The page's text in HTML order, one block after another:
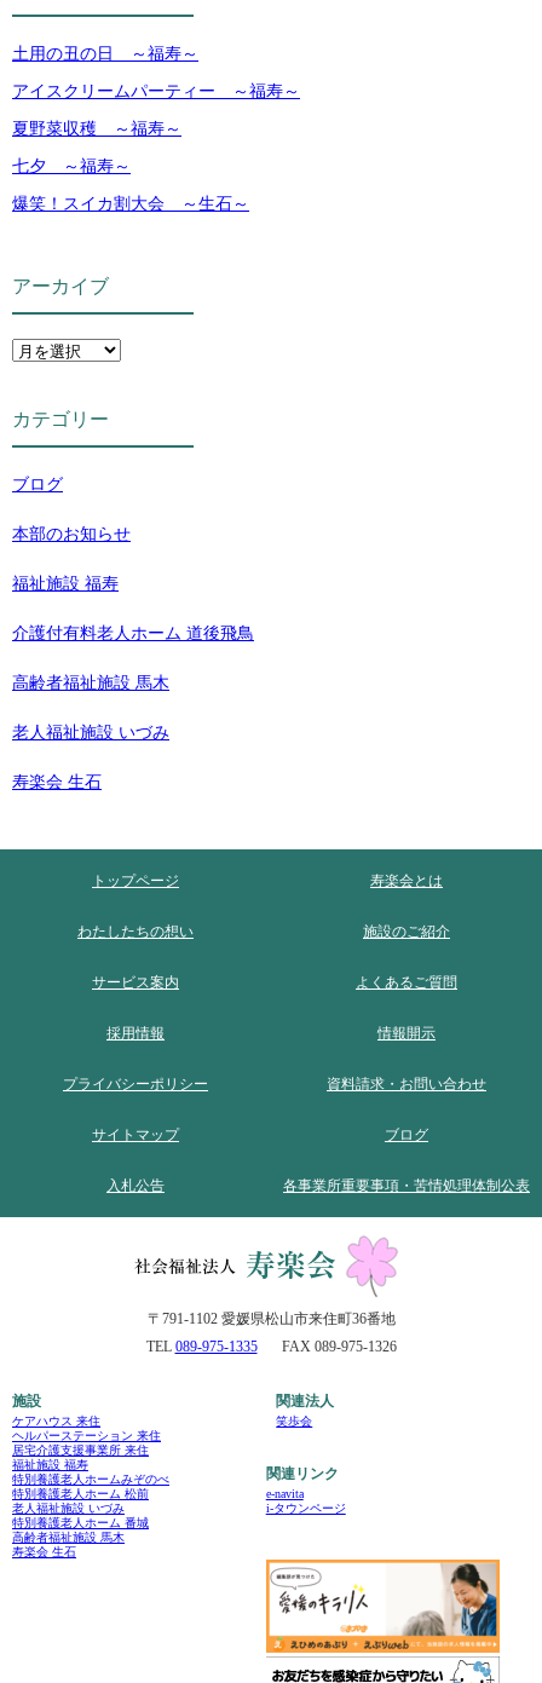
土用の丑の日 ～福寿～
アイスクリームパーティー ～福寿～
夏野菜収穫 ～福寿～
七夕 ～福寿～
爆笑！スイカ割大会 ～生石～
アーカイブ
カテゴリー
ブログ
本部のお知らせ
福祉施設 福寿
介護付有料老人ホーム 道後飛鳥
高齢者福祉施設 馬木
老人福祉施設 いづみ
寿楽会 生石
トップページ 寿楽会とは
わたしたちの想い 施設のご紹介
サービス案内 よくあるご質問
採用情報 情報開示
プライバシーポリシー 資料請求・お問い合わせ
サイトマップ ブログ
入札公告 各事業所重要事項・苦情処理体制公表
〒791-1102 愛媛県松山市来住町36番地
TEL 089-975-1335 FAX 089-975-1326
施設
ケアハウス 来住
ヘルパーステーション 来住
居宅介護支援事業所 来住
福祉施設 福寿
特別養護老人ホームみぞのべ
特別養護老人ホーム 松前
老人福祉施設 いづみ
特別養護老人ホーム 番城
高齢者福祉施設 馬木
寿楽会 生石
関連法人
笑歩会
関連リンク
e-navita
i-タウンページ